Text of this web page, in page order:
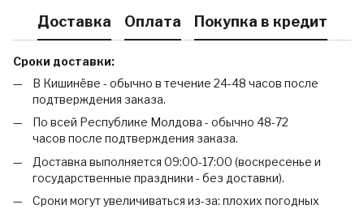
Доставка Оплата Покупка в кредит
Сроки доставки:
В Кишинёве - обычно в течение 24-48 часов после
подтверждения заказа.
По всей Республике Молдова - обычно 48-72
часов после подтверждения заказа.
Доставка выполняется 09:00-17:00 (воскресенье и
государственные праздники - без доставки).
Сроки могут увеличиваться из-за: плохих погодных